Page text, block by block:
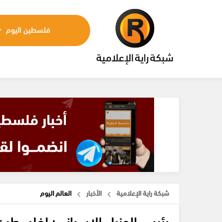
فلسطين اليوم
شبكة راية الإعلامية الأخبار العالم اليوم